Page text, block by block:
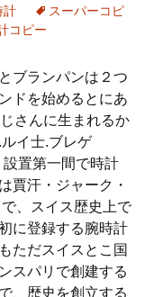
計
スーパーコピ
コピー
ブランパンは２つ
ドを始めるとにあ
さんに生まれるか
イ士.ブレゲ
置第一間で時計
は賈汗・ジャーク・
、スイス歴史上で
に登録する腕時計
ただスイスとこ国
スパリで創建する
、歴史を創立する